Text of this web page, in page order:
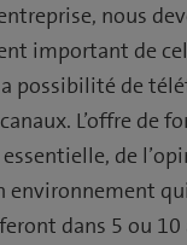
nous
important de
possibilité de
L’offre de
de
dans 5 ou